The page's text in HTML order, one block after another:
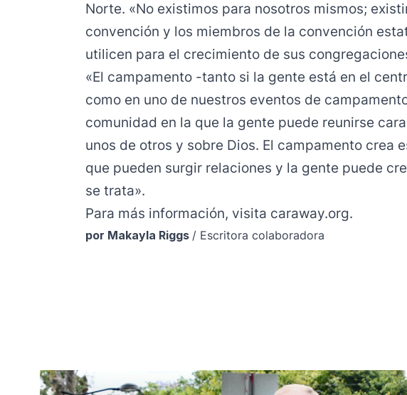
Norte. «No existimos para nosotros mismos;
convención y los miembros de la convención
utilicen para el crecimiento de sus
«El campamento -tanto si la gente está en el
como en uno de nuestros eventos de
comunidad en la que la gente puede reunirse
unos de otros y sobre Dios. El campamento crea
que pueden surgir relaciones y la gente puede
se trata».
Para más información, visita caraway.org.
por Makayla Riggs / Escritora colaboradora